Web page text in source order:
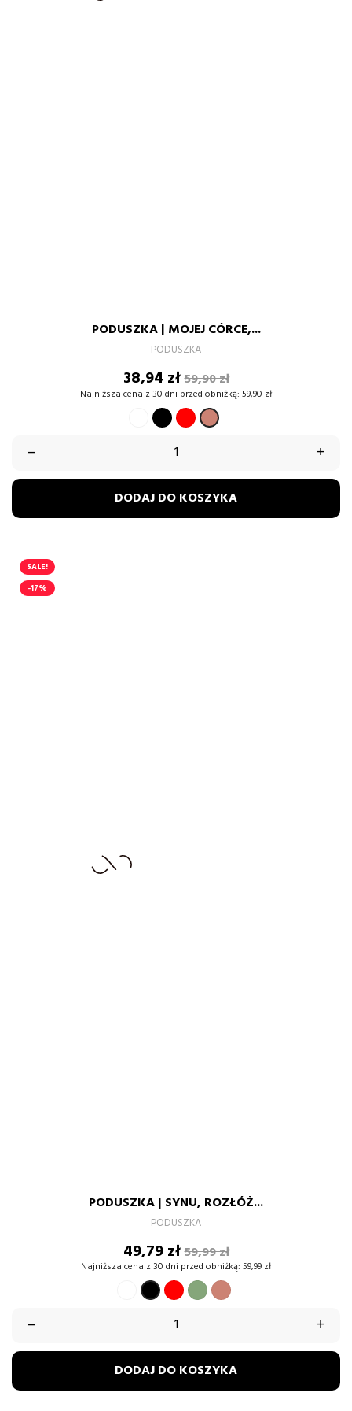
PODUSZKA | MOJEJ CÓRCE,...
PODUSZKA
Cena
38,94 złCena
podstawowa
59,90 zł
Najniższa cena z 30 dni przed obniżką: 59,90 zł
BIAŁYCZARNYCZERWONY
BRUDNY
– +
DODAJ DO KOSZYKA
SALE!
-17%
PODUSZKA | SYNU, ROZŁÓŻ...
PODUSZKA
Cena
49,79 złCena
podstawowa
59,99 zł
Najniższa cena z 30 dni przed obniżką: 59,99 zł
BIAŁYCZARNYCZERWONY
ZIELONYBRUDNY
– +
DODAJ DO KOSZYKA